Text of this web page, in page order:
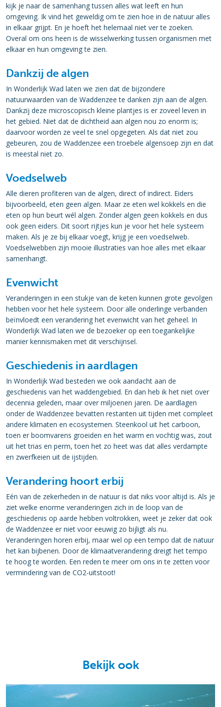
kijk je naar de samenhang tussen alles wat leeft en hun
omgeving. Ik vind het geweldig om te zien hoe in de natuur alles
in elkaar grijpt. En je hoeft het helemaal niet ver te zoeken.
Overal om ons heen is de wisselwerking tussen organismen met
elkaar en hun omgeving te zien.
Dankzij de algen
In Wonderlijk Wad laten we zien dat de bijzondere
natuurwaarden van de Waddenzee te danken zijn aan de algen.
Dankzij deze microscopisch kleine plantjes is er zoveel leven in
het gebied. Niet dat de dichtheid aan algen nou zo enorm is;
daarvoor worden ze veel te snel opgegeten. Als dat niet zou
gebeuren, zou de Waddenzee een troebele algensoep zijn en dat
is meestal niet zo.
Voedselweb
Alle dieren profiteren van de algen, direct of indirect. Eiders
bijvoorbeeld, eten geen algen. Maar ze eten wel kokkels en die
eten op hun beurt wél algen. Zonder algen geen kokkels en dus
ook geen eiders. Dit soort rijtjes kun je voor het hele systeem
maken. Als je ze bij elkaar voegt, krijg je een voedselweb.
Voedselwebben zijn mooie illustraties van hoe alles met elkaar
samenhangt.
Evenwicht
Veranderingen in een stukje van de keten kunnen grote gevolgen
hebben voor het hele systeem. Door alle onderlinge verbanden
beïnvloedt een verandering het evenwicht van het geheel. In
Wonderlijk Wad laten we de bezoeker op een toegankelijke
manier kennismaken met dit verschijnsel.
Geschiedenis in aardlagen
In Wonderlijk Wad besteden we ook aandacht aan de
geschiedenis van het waddengebied. En dan heb ik het niet over
decennia geleden, maar over miljoenen jaren. De aardlagen
onder de Waddenzee bevatten restanten uit tijden met compleet
andere klimaten en ecosystemen. Steenkool uit het carboon,
toen er boomvarens groeiden en het warm en vochtig was, zout
uit het trias en perm, toen het zo heet was dat alles verdampte
en zwerfkeien uit de ijstijden.
Verandering hoort erbij
Eén van de zekerheden in de natuur is dat niks voor altijd is. Als je
ziet welke enorme veranderingen zich in de loop van de
geschiedenis op aarde hebben voltrokken, weet je zeker dat ook
de Waddenzee er niet voor eeuwig zo bijligt als nu.
Veranderingen horen erbij, maar wel op een tempo dat de natuur
het kan bijbenen. Door de klimaatverandering dreigt het tempo
te hoog te worden. Een reden te meer om ons in te zetten voor
vermindering van de CO2-uitstoot!
Bekijk ook